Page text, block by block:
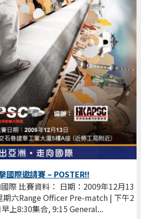
國際邀請賽 – POSTER!!
際 比賽資料： 日期：2009年12月13
期六Range Officer Pre-match | 下午2
上8:30集合, 9:15 General...